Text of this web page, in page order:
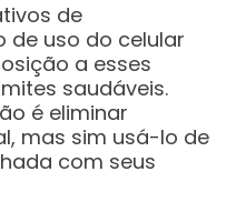
de
de uso do celular
a esses
saudáveis.
é eliminar
mas sim usá-lo de
com seus